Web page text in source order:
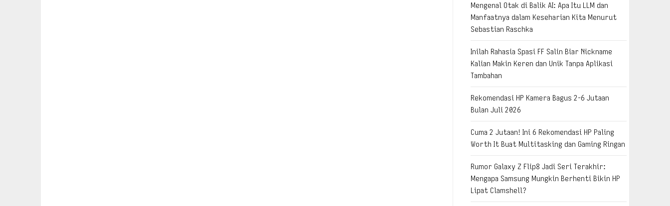
Mengenal Otak di Balik AI: Apa Itu LLM dan
Manfaatnya dalam Keseharian Kita Menurut
Sebastian Raschka
Inilah Rahasia Spasi FF Salin Biar Nickname
Kalian Makin Keren dan Unik Tanpa Aplikasi
Tambahan
Rekomendasi HP Kamera Bagus 2-6 Jutaan
Bulan Juli 2026
Cuma 2 Jutaan! Ini 6 Rekomendasi HP Paling
Worth It Buat Multitasking dan Gaming Ringan
Rumor Galaxy Z Flip8 Jadi Seri Terakhir:
Mengapa Samsung Mungkin Berhenti Bikin HP
Lipat Clamshell?